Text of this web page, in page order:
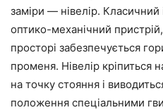
заміри — нівелір.
оптико-механічний
просторі забезпечується
променя. Нівелір кріпиться
на точку стояння і
положення спеціальними